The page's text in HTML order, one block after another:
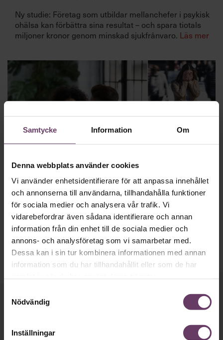
Samtycke Information Om
Denna webbplats använder cookies
Vi använder enhetsidentifierare för att anpassa innehållet
och annonserna till användarna, tillhandahålla funktioner
för sociala medier och analysera vår trafik. Vi
vidarebefordrar även sådana identifierare och annan
information från din enhet till de sociala medier och
annons- och analysföretag som vi samarbetar med.
Dessa kan i sin tur kombinera informationen med annan
information som du har tillhandahållit eller som de har
Nödvändig
Inställningar
Prenumerera
Ny studie: Företag som utbildar mellanchefer i psykisk
ohälsa kan förbättra sina resultat – och spara tiotals
miljoner kronor genom minskad sjukfrånvaro. Läs mer
Hälsa
Psykisk ohälsa – chefer missar tidiga
signaler
Undersökning: Hälften av cheferna saknar förmåga att leva
upp till sitt ansvar för arbetsmiljö och rehabilitering.
Håll dig uppdaterad med våra